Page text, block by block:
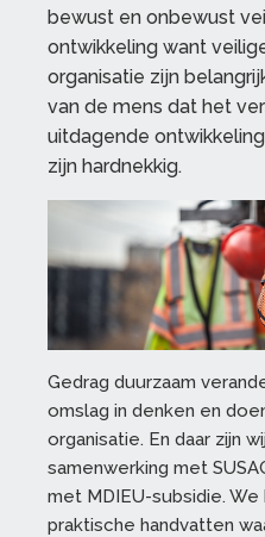
bewust en onbewust
ontwikkeling want
organisatie zijn
van de mens dat het
uitdagende
zijn hardnekkig.
Gedrag duurzaam
omslag in denken en
organisatie. En daar zijn
samenwerking met
met MDIEU-subsidie.
praktische handvatten